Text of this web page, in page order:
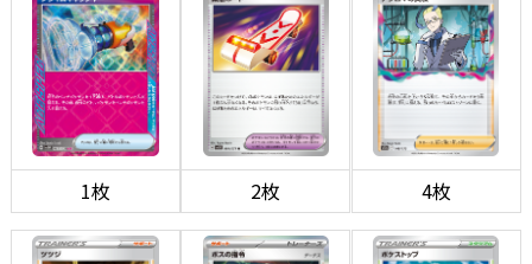
1枚 2枚 4枚